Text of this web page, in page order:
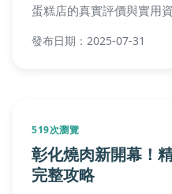
蛋糕店的真實評價與實用
發布日期：2025-07-31
519次瀏覽
彰化燒肉新開幕！
完整攻略